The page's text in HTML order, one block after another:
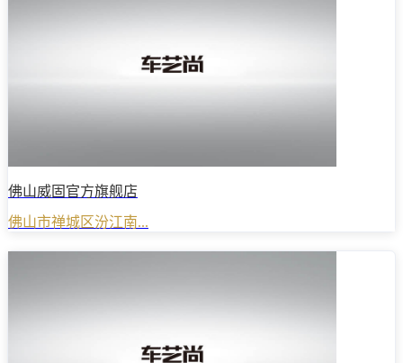
佛山威固官方旗舰店
佛山市禅城区汾江南...